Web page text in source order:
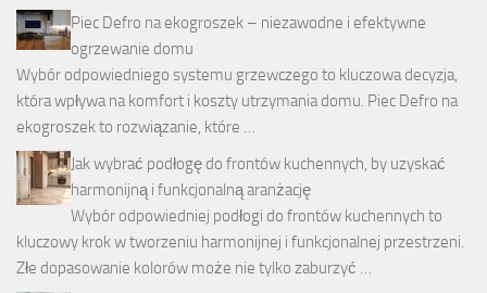
Piec Defro na ekogroszek – niezawodne i efektywne
ogrzewanie domu
Wybór odpowiedniego systemu grzewczego to kluczowa decyzja,
która wpływa na komfort i koszty utrzymania domu. Piec Defro na
ekogroszek to rozwiązanie, które …
Jak wybrać podłogę do frontów kuchennych, by uzyskać
harmonijną i funkcjonalną aranżację
Wybór odpowiedniej podłogi do frontów kuchennych to
kluczowy krok w tworzeniu harmonijnej i funkcjonalnej przestrzeni.
Złe dopasowanie kolorów może nie tylko zaburzyć …